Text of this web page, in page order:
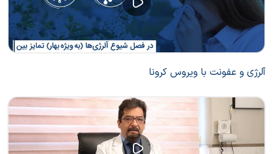
آلرژی و عفونت با ویروس کرونا